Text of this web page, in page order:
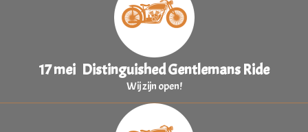
17 mei Distinguished Gentlemans Ride
Wij zijn open!